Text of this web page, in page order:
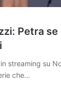
Petra
streaming su
che…